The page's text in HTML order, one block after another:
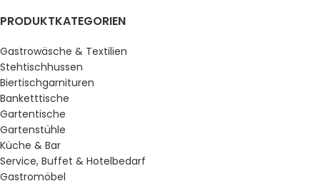
PRODUKTKATEGORIEN
Gastrowäsche & Textilien
Stehtischhussen
Biertischgarnituren
Banketttische
Gartentische
Gartenstühle
Küche & Bar
Service, Buffet & Hotelbedarf
Gastromöbel